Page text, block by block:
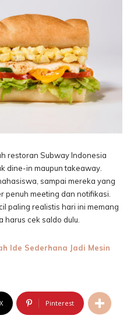
restoran Subway Indonesia
dine-in maupun takeaway.
sampai mereka yang
penuh meeting dan notifikasi.
paling realistis hari ini memang
cek saldo dulu.
Ide Sederhana Jadi Mesin
X Pinterest